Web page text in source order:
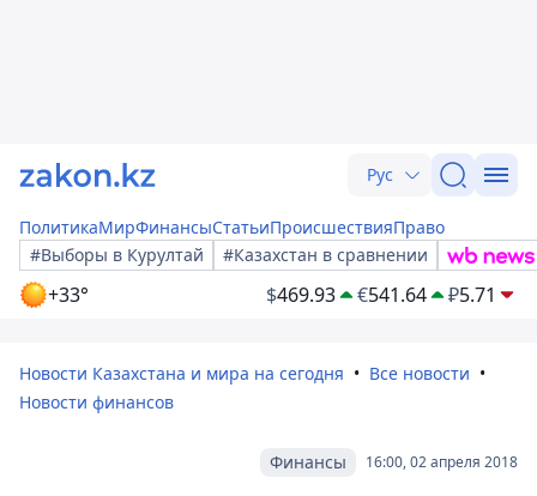
Рус
ПолитикаМирФинансыСтатьиПроисшествияПраво
#Выборы в Курултай
#Казахстан в сравнении
+33° $469.93 €541.64 ₽5.71
Новости Казахстана и мира на сегодня
Все новости
Новости финансов
16:00, 02 апреля 2018
Финансы